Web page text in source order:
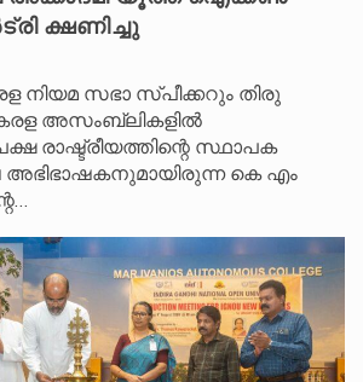
ക്ഷണിച്ചു
നിയമ സഭാ സ്പീക്കറും തിരു
അസംബ്ലികളിൽ
രാഷ്ട്രീയത്തിന്റെ സ്ഥാപക
കെ എം